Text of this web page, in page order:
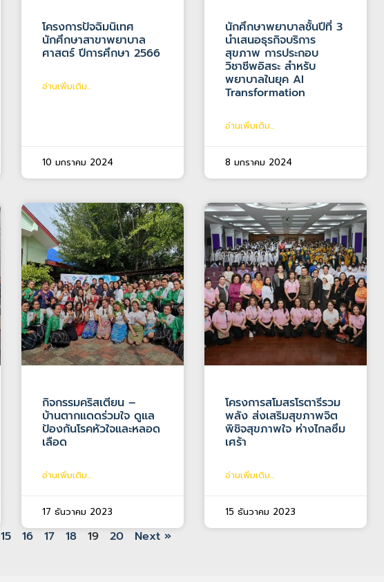
โครงการปัจฉิมนิเทศ
นักศึกษาสาขาพยาบาล
ศาสตร์ ปีการศึกษา 2566
อ่านเพิ่มเติม...
10 มกราคม 2024
นักศึกษาพยาบาลชั้นปีที่ 3
นำเสนอธุรกิจบริการ
สุขภาพ การประกอบ
วิชาชีพอิสระ สำหรับ
พยาบาลในยุค AI
Transformation
อ่านเพิ่มเติม...
8 มกราคม 2024
กิจกรรมคริสเตียน –
บ้านตากแดดร่วมใจ ดูแล
ป้องกันโรคหัวใจและหลอด
เลือด
อ่านเพิ่มเติม...
17 ธันวาคม 2023
โครงการสโมสรโรตารีรวม
พลัง ส่งเสริมสุขภาพจิต
พิชิจสุขภาพใจ ห่างไกลซึม
เศร้า
อ่านเพิ่มเติม...
15 ธันวาคม 2023
15 16 17 18 19 20 Next »